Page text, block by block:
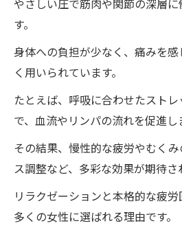
やさしい圧で筋肉や関節の深層
す。
身体への負担が少なく、痛みを
く用いられています。
たとえば、呼吸に合わせたスト
で、血流やリンパの流れを促進し
その結果、慢性的な疲労やむく
ス調整など、多彩な効果が期待さ
リラクゼーションと本格的な疲
多くの女性に選ばれる理由です。